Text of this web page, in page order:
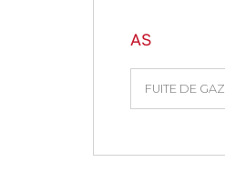
AS
FUITE DE GAZ